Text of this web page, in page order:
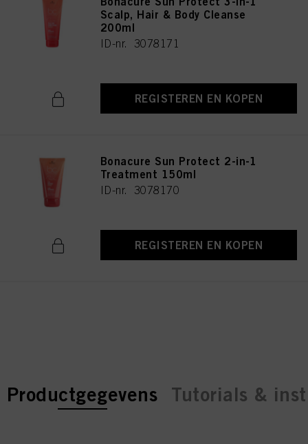
Scalp, Hair & Body Cleanse
200ml
ID-nr. 3078171
REGISTEREN EN KOPEN
Bonacure Sun Protect 2-in-1
Treatment 150ml
ID-nr. 3078170
REGISTEREN EN KOPEN
current tab:
current tab:
Productgegevens Tutorials &